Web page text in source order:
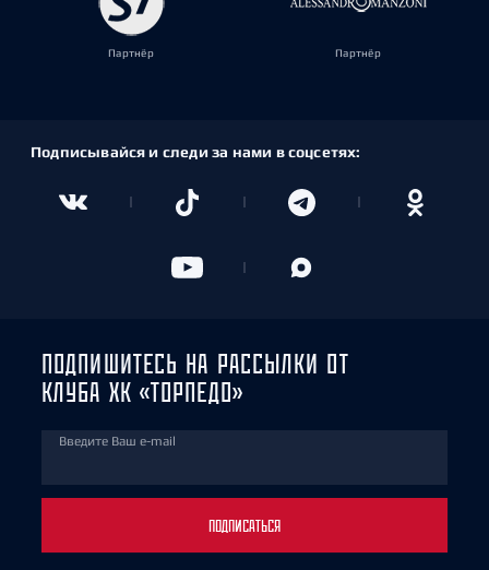
Партнёр Партнёр
Подписывайся и следи за нами в соцсетях:
ПОДПИШИТЕСЬ НА РАССЫЛКИ ОТ
КЛУБА ХК «ТОРПЕДО»
Введите Ваш e-mail
ПОДПИСАТЬСЯ